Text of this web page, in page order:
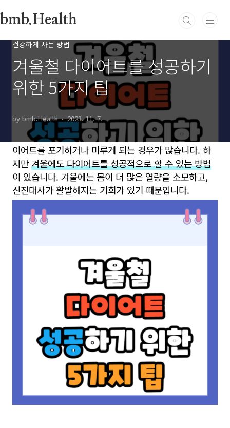
bmb.Health
건강하게 사는 방법
겨울철 다이어트를 성공하기
위한 5가지 팁
by bmb.Health 2023. 11. 7.
겨울이 되면 추운 날씨와 맛있는 음식들에 유혹되어 다
이어트를 포기하거나 미루게 되는 경우가 많습니다. 하
지만겨울에도 다이어트를 성공적으로 할 수 있는 방법
이 있습니다. 겨울에는 몸이 더 많은 열량을 소모하고,
신진대사가 활발해지는 기회가 있기 때문입니다.